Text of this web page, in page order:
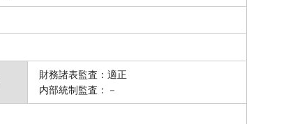
財務諸表監査：適正
内部統制監査：－